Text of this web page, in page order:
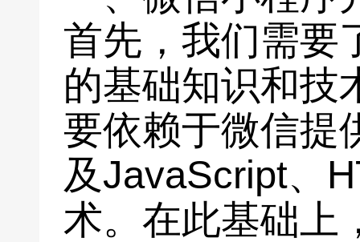
首先，我们需要
的基础知识和技
要依赖于微信提
及JavaScript、
术。在此基础上